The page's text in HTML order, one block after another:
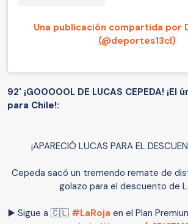
Una publicación compartida por
(@deportes13cl)
92' ¡GOOOOOL DE LUCAS CEPEDA!
para Chile!:
¡APARECIÓ LUCAS PARA EL
Cepeda sacó un tremendo remate de
golazo para el descuento de
▶️ Sigue a 🇨🇱 #LaRoja en el Plan